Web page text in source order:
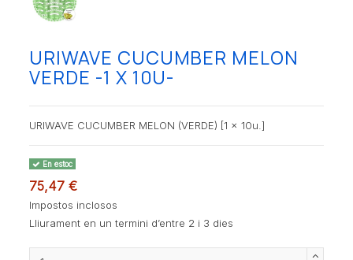
URIWAVE CUCUMBER MELON
VERDE -1 X 10U-
URIWAVE CUCUMBER MELON (VERDE) [1 x 10u.]
En estoc
75,47 €
Impostos inclosos
Lliurament en un termini d’entre 2 i 3 dies